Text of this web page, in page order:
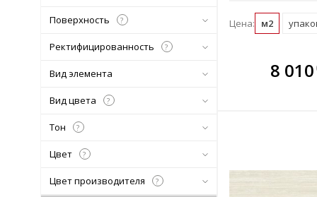
Цена: м2
всегда выгоднее!
Подобрать комплект
8 010
В
всегда
Поверхность ?
Ректифицированность ?
Вид элемента
Вид цвета ?
Тон ?
Цвет ?
Цвет производителя ?